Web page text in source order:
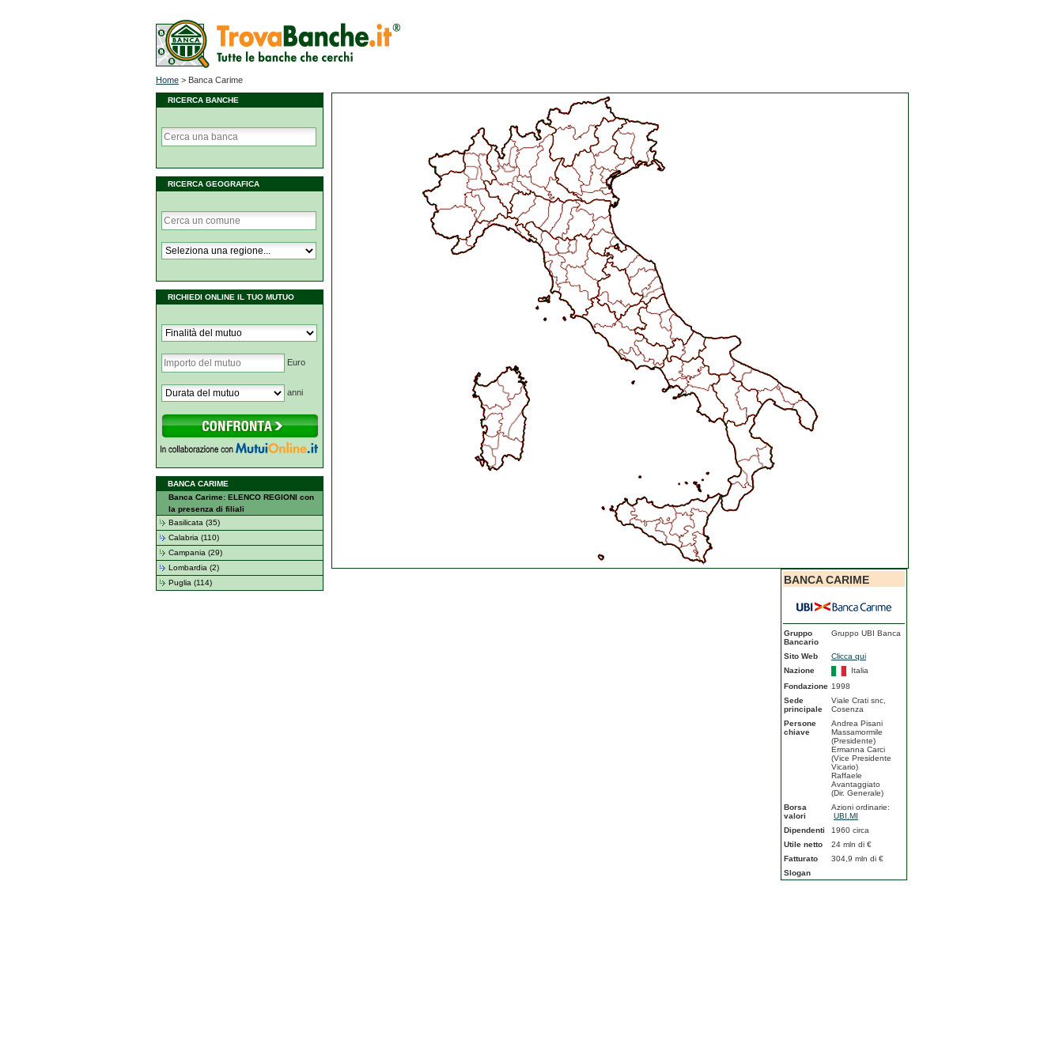
Home > Banca Carime
RICERCA BANCHE
RICERCA GEOGRAFICA
RICHIEDI ONLINE IL TUO MUTUO
Euro
anni
BANCA CARIME
Banca Carime: ELENCO REGIONI con
la presenza di filiali
Basilicata (35)
Calabria (110)
Campania (29)
Lombardia (2)
Puglia (114)
BANCA CARIME
Gruppo
Bancario
Gruppo UBI Banca
Sito Web
Clicca qui
Nazione
Italia
Fondazione 1998
Sede
principale
Viale Crati snc,
Cosenza
Persone
chiave
Andrea Pisani
Massamormile
(Presidente)
Ermanna Carci
(Vice Presidente
Vicario)
Raffaele
Avantaggiato
(Dir. Generale)
Borsa
valori
Azioni ordinarie:
UBI.MI
Dipendenti
1960 circa
Utile netto
24 mln di €
Fatturato
304,9 mln di €
Slogan